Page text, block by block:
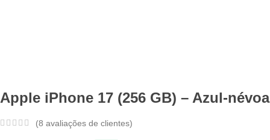
Apple iPhone 17 (256 GB) – Azul-névoa
(8 avaliações de clientes)